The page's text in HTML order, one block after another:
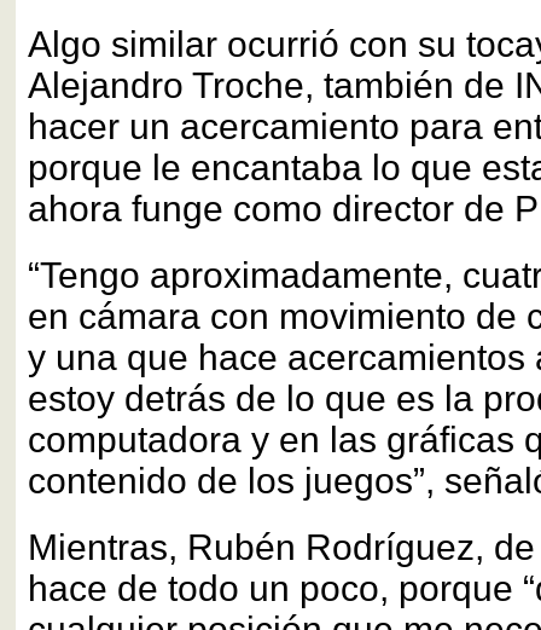
Algo similar ocurrió con su
Alejandro Troche, también de
hacer un acercamiento para
porque le encantaba lo que
ahora funge como director de
“Tengo aproximadamente,
en cámara con movimiento de
y una que hace acercamientos
estoy detrás de lo que es la
computadora y en las gráficas
contenido de los juegos”,
Mientras, Rubén Rodríguez,
hace de todo un poco, porque